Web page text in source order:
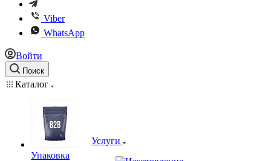
Viber
WhatsApp
Войти
Поиск
Каталог
Упаковка
Услуги